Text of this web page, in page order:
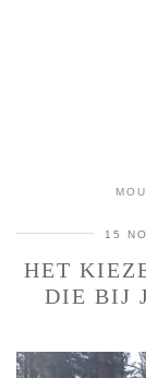
15
HET
DIE BIJ